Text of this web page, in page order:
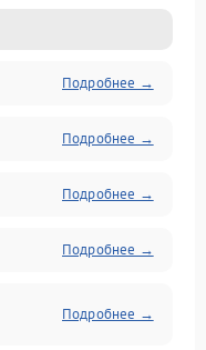
Подробнее →
Подробнее →
Подробнее →
Подробнее →
Подробнее →